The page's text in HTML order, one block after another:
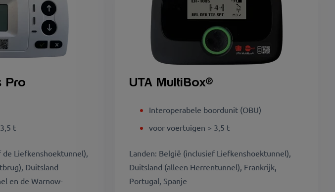
Pro
t
Liefkenshoektunnel),
Duitsland
en de Warnow-
UTA MultiBox®
Interoperabele boordunit (OBU)
voor voertuigen > 3,5 t
Landen: België (inclusief Liefkenshoektunnel),
Duitsland (alleen Herrentunnel), Frankrijk,
Portugal, Spanje